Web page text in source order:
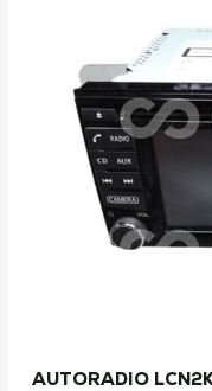
AUTORADIO